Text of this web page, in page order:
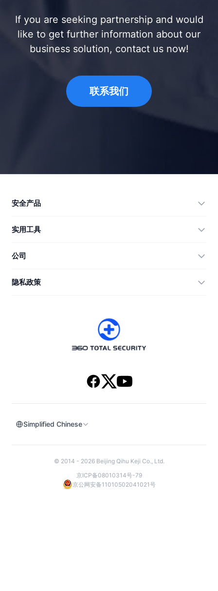
If you are seeking partnership and would
like to get further information about our
business solution, contact us now!
联系我们
安全产品
360 Total Security
Anti-Ransomware Tool
实用工具
360 Zip
RecoverlyX
公司
帮助
隐私政策
Simplified Chinese
© 2014 - 2026 Beijing Qihu Keji Co., Ltd.
京ICP备08010314号-79
京公网安备11010502041021号